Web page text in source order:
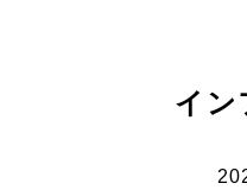
イン